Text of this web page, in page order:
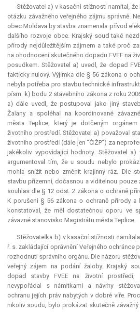
Stěžovatel a) v kasační stížnosti namítal,
otázku závažného veřejného zájmu správně.
obec Moldava by stavba znamenala přívod
dalšího rozvoje obce. Krajský soud také
přírody nejdůležitějším zájmem a také proč
na ohodnocení skutečného dopadu FVEE na
posudkem. Stěžovatel a) uvedl, že dopad
fakticky nulový. Výjimka dle § 56 zákona o
nebyla potřeba pro stavbu technické
písm. k) bodu 2 stavebního zákona z roku
a) dále uvedl, že postupoval jako jiný
Žalany a spoléhal na koordinované
města Teplice, který je dotčeným
životního prostředí. Stěžovatel a) považoval
životního prostředí (dále jen "ČIŽP") za
jakékoliv vypovídající hodnoty. Stěžovatel
argumentoval tím, že u soudu nebylo
mohla snížit nebo změnit krajinný ráz. Dle
stavbu přízemní, dočasnou a viditelnou pouze
souhlas dle § 12 odst. 2 zákona o ochraně
K porušení § 56 zákona o ochraně přírody a
konstatoval, že měl dostatečnou oporu ve
závazné stanovisko Magistrátu města Teplice.
Stěžovatelka b) v kasační stížnosti
ř. s. zakládající oprávnění Veřejného ochránce
rozhodnutí správního orgánu. Dle názoru
veřejný zájem na podání žaloby. Krajský
dopad stavby FVEE na životní prostředí,
nevypořádal s námitkami a návrhy
ochranu jejích práv nabytých v dobré víře.
nikoliv soudu, bylo prokázat skutečně